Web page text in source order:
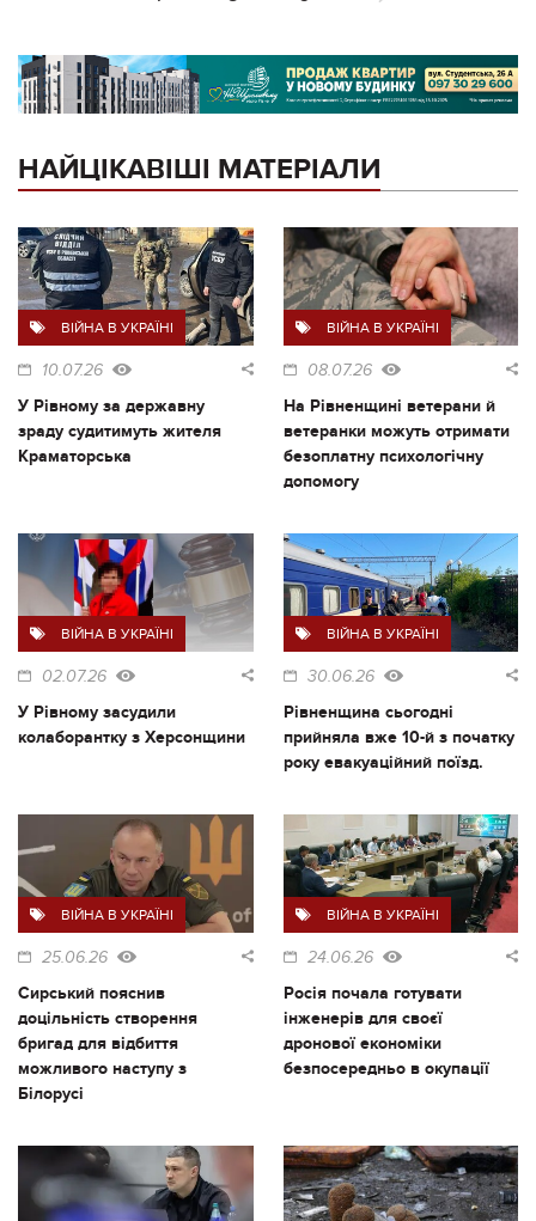
НАЙЦІКАВІШІ МАТЕРІАЛИ
ВІЙНА В УКРАЇНІ
10.07.26
У Рівному за державну
зраду судитимуть жителя
Краматорська
ВІЙНА В УКРАЇНІ
08.07.26
На Рівненщині ветерани й
ветеранки можуть отримати
безоплатну психологічну
допомогу
ВІЙНА В УКРАЇНІ
02.07.26
У Рівному засудили
колаборантку з Херсонщини
ВІЙНА В УКРАЇНІ
30.06.26
Рівненщина сьогодні
прийняла вже 10-й з початку
року евакуаційний поїзд.
ВІЙНА В УКРАЇНІ
25.06.26
Сирський пояснив
доцільність створення
бригад для відбиття
можливого наступу з
Білорусі
ВІЙНА В УКРАЇНІ
24.06.26
Росія почала готувати
інженерів для своєї
дронової економіки
безпосередньо в окупації